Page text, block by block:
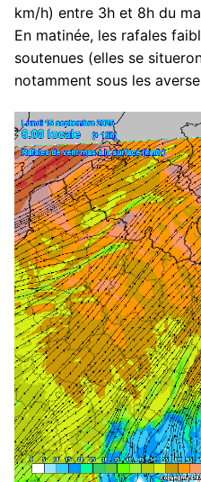
km/h) entre 3h et 8h du
En matinée, les rafales
soutenues (elles se
notamment sous les